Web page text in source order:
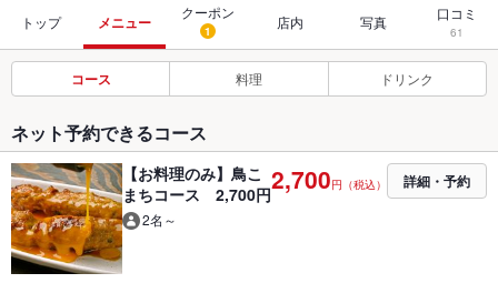
トップ メニュー
クーポン
1 店内 写真 口コミ
61
コース 料理 ドリンク
ネット予約できるコース
【お料理のみ】鳥こ
まちコース 2,700円
2名～
2,700円（税込） 詳細・予約